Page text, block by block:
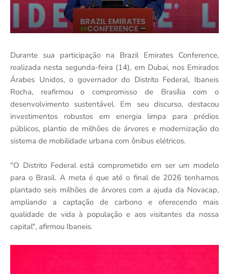
Durante sua participação na Brazil Emirates Conference,
realizada nesta segunda-feira (14), em Dubai, nos Emirados
Árabes Unidos, o governador do Distrito Federal, Ibaneis
Rocha, reafirmou o compromisso de Brasília com o
desenvolvimento sustentável. Em seu discurso, destacou
investimentos robustos em energia limpa para prédios
públicos, plantio de milhões de árvores e modernização do
sistema de mobilidade urbana com ônibus elétricos.
"O Distrito Federal está comprometido em ser um modelo
para o Brasil. A meta é que até o final de 2026 tenhamos
plantado seis milhões de árvores com a ajuda da Novacap,
ampliando a captação de carbono e oferecendo mais
qualidade de vida à população e aos visitantes da nossa
capital", afirmou Ibaneis.